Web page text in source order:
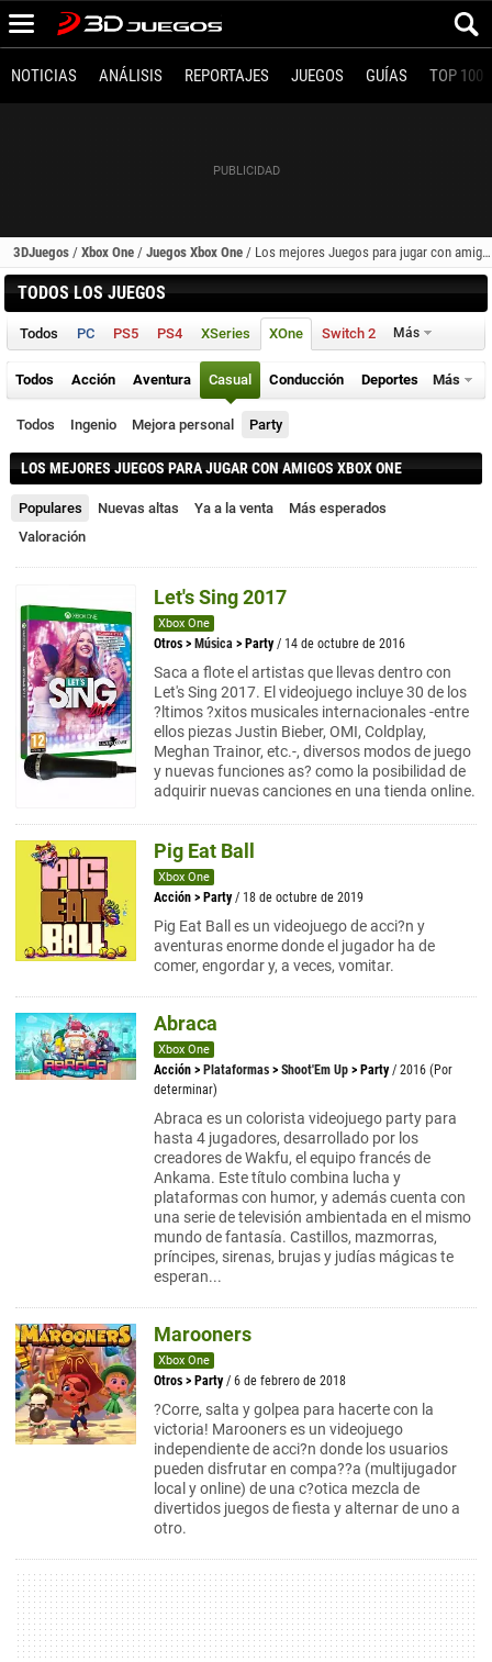
NOTICIAS ANÁLISIS REPORTAJES JUEGOS GUÍAS TOP 100
3DJuegos / Xbox One / Juegos Xbox One / Los mejores Juegos para jugar con amigos (Xbox One)
TODOS LOS JUEGOS
Todos PC PS5 PS4 XSeries XOne Switch 2 Más
Todos Acción Aventura Casual Conducción Deportes Más
Todos Ingenio Mejora personal Party
LOS MEJORES JUEGOS PARA JUGAR CON AMIGOS XBOX ONE
Populares Nuevas altas Ya a la venta
Más esperados
Valoración
Let's Sing 2017
Xbox One
Otros > Música > Party / 14 de octubre de 2016
Saca a flote el artistas que llevas dentro con
Let's Sing 2017. El videojuego incluye 30 de los
?ltimos ?xitos musicales internacionales -entre
ellos piezas Justin Bieber, OMI, Coldplay,
Meghan Trainor, etc.-, diversos modos de juego
y nuevas funciones as? como la posibilidad de
adquirir nuevas canciones en una tienda online.
Pig Eat Ball
Xbox One
Acción > Party / 18 de octubre de 2019
Pig Eat Ball es un videojuego de acci?n y
aventuras enorme donde el jugador ha de
comer, engordar y, a veces, vomitar.
Abraca
Xbox One
Acción > Plataformas > Shoot'Em Up > Party / 2016 (Por
determinar)
Abraca es un colorista videojuego party para
hasta 4 jugadores, desarrollado por los
creadores de Wakfu, el equipo francés de
Ankama. Este título combina lucha y
plataformas con humor, y además cuenta con
una serie de televisión ambientada en el mismo
mundo de fantasía. Castillos, mazmorras,
príncipes, sirenas, brujas y judías mágicas te
esperan...
Marooners
Xbox One
Otros > Party / 6 de febrero de 2018
?Corre, salta y golpea para hacerte con la
victoria! Marooners es un videojuego
independiente de acci?n donde los usuarios
pueden disfrutar en compa??a (multijugador
local y online) de una c?otica mezcla de
divertidos juegos de fiesta y alternar de uno a
otro.